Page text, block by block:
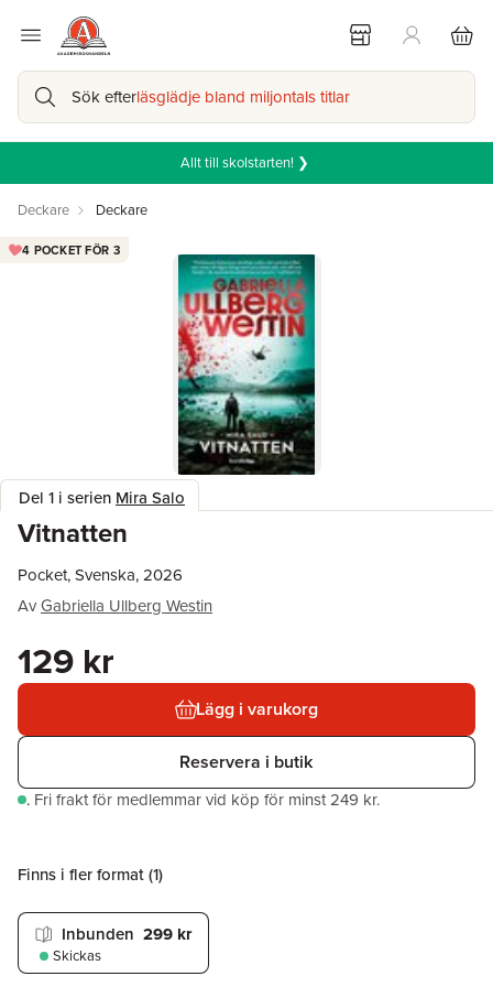
Sök efterläsglädje bland miljontals titlar
Allt till skolstarten! ❯
Deckare Deckare
Del 1 i serien Mira Salo
Vitnatten
4 POCKET FÖR 3
Pocket, Svenska, 2026
AvGabriella Ullberg Westin
129 kr
Lägg i varukorg
Reservera i butik
. Fri frakt för medlemmar vid köp för minst 249 kr.
Finns i fler format (1)
Inbunden 299 kr
Skickas